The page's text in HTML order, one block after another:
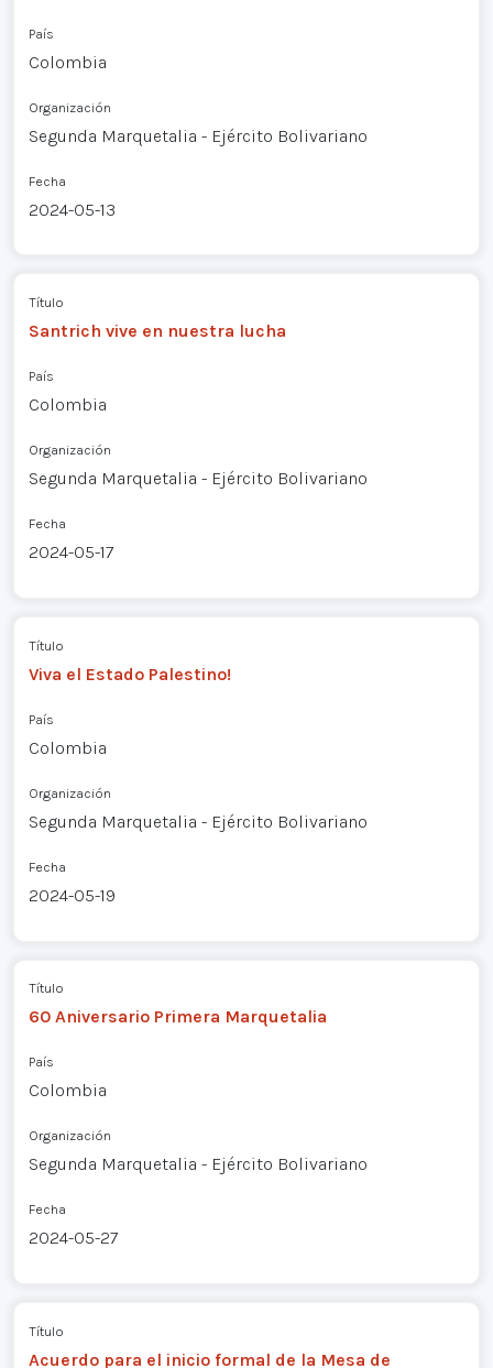
País
Colombia
Organización
Segunda Marquetalia - Ejército Bolivariano
Fecha
2024-05-13
Título
Santrich vive en nuestra lucha
País
Colombia
Organización
Segunda Marquetalia - Ejército Bolivariano
Fecha
2024-05-17
Título
Viva el Estado Palestino!
País
Colombia
Organización
Segunda Marquetalia - Ejército Bolivariano
Fecha
2024-05-19
Título
60 Aniversario Primera Marquetalia
País
Colombia
Organización
Segunda Marquetalia - Ejército Bolivariano
Fecha
2024-05-27
Título
Acuerdo para el inicio formal de la Mesa de